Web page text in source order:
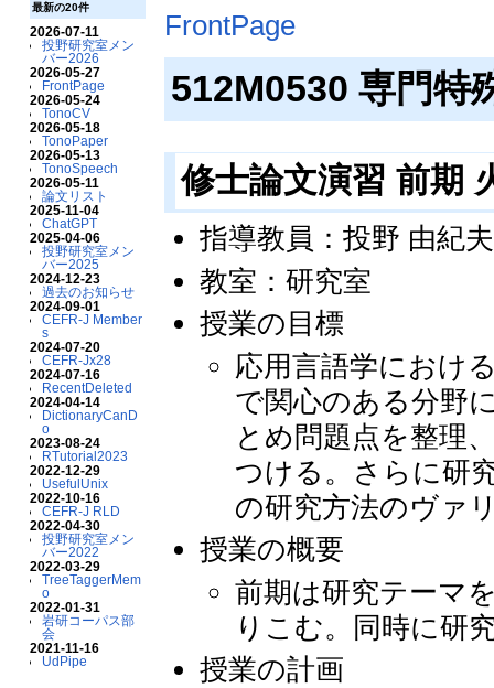
最新の20件
2026-07-11
投野研究室メン
バー2026
2026-05-27
FrontPage
2026-05-24
TonoCV
2026-05-18
TonoPaper
2026-05-13
TonoSpeech
2026-05-11
論文リスト
2025-11-04
ChatGPT
2025-04-06
投野研究室メン
バー2025
2024-12-23
過去のお知らせ
2024-09-01
CEFR-J Member
s
2024-07-20
CEFR-Jx28
2024-07-16
RecentDeleted
2024-04-14
DictionaryCanD
o
2023-08-24
RTutorial2023
2022-12-29
UsefulUnix
2022-10-16
CEFR-J RLD
2022-04-30
投野研究室メン
バー2022
2022-03-29
TreeTaggerMem
o
2022-01-31
岩研コーパス部
会
2021-11-16
UdPipe
FrontPage
512M0530 専門特
修士論文演習 前期
指導教員：投野 由紀夫
教室：研究室
授業の目標
応用言語学におけ
で関心のある分野
とめ問題点を整理
つける。さらに研
の研究方法のヴァ
授業の概要
前期は研究テーマ
りこむ。同時に研
授業の計画